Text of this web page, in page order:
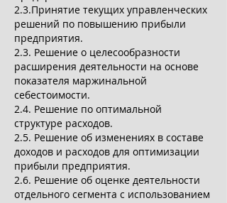
2.3.Принятие текущих управленческих
решений по повышению прибыли
предприятия.
2.3. Решение о целесообразности
расширения деятельности на основе
показателя маржинальной
себестоимости.
2.4. Решение по оптимальной
структуре расходов.
2.5. Решение об изменениях в составе
доходов и расходов для оптимизации
прибыли предприятия.
2.6. Решение об оценке деятельности
отдельного сегмента с использованием